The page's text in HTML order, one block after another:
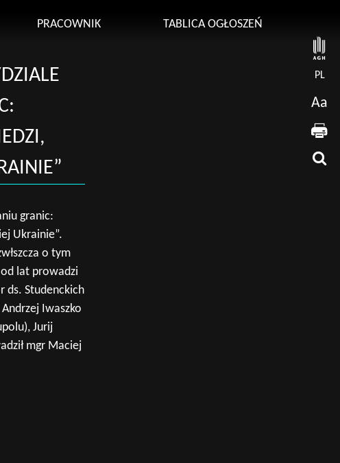
PRACOWNIK
TABLICA OGŁOSZEŃ
PL
Aa
granic:
Ukrainie”.
o tym
lat prowadzi
ds. Studenckich
Iwaszko
Jurij
mgr Maciej